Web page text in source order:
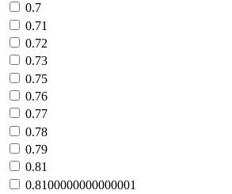
0.7
0.71
0.72
0.73
0.75
0.76
0.77
0.78
0.79
0.81
0.8100000000000001